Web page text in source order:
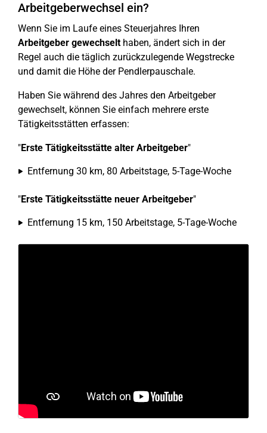
Arbeitgeberwechsel ein?
Wenn Sie im Laufe eines Steuerjahres Ihren
Arbeitgeber gewechselthaben, ändert sich in der
Regel auch die täglich zurückzulegende Wegstrecke
und damit die Höhe der Pendlerpauschale.
Haben Sie während des Jahres den Arbeitgeber
gewechselt, können Sie einfach mehrere erste
Tätigkeitsstätten erfassen:
"Erste Tätigkeitsstätte alter Arbeitgeber"
Entfernung 30 km, 80 Arbeitstage, 5-Tage-Woche
"Erste Tätigkeitsstätte neuer Arbeitgeber"
Entfernung 15 km, 150 Arbeitstage, 5-Tage-Woche